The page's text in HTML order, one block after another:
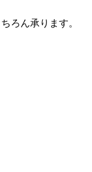
ろん承ります。